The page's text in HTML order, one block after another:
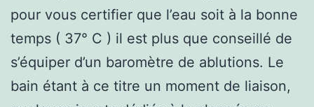
pour vous certifier que l’eau soit à la bonne
temps ( 37° C ) il est plus que conseillé de
s’équiper d’un baromètre de ablutions. Le
bain étant à ce titre un moment de liaison,